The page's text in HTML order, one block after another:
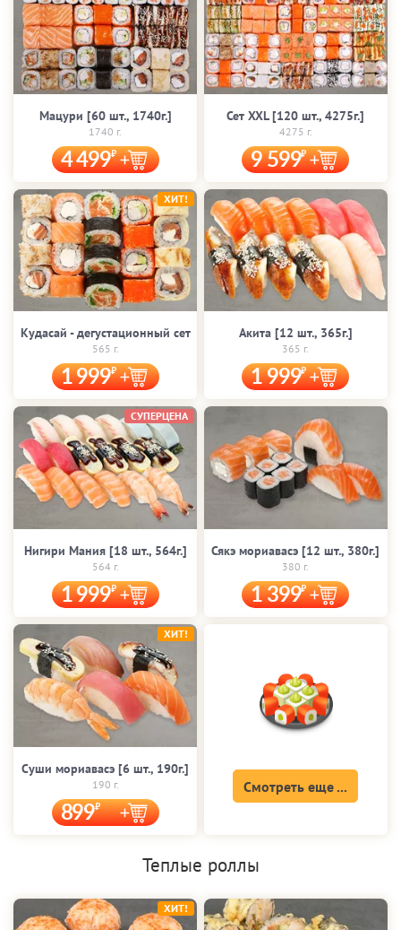
Мацури [60 шт., 1740г.]
1740 г.
4 499
Сет XXL [120 шт., 4275г.]
4275 г.
9 599
Кудасай - дегустационный сет
565 г.
1 999
ХИТ!
Акита [12 шт., 365г.]
365 г.
1 999
Нигири Мания [18 шт., 564г.]
564 г.
1 999
СУПЕРЦЕНА
Сякэ мориавасэ [12 шт., 380г.]
380 г.
1 399
Суши мориавасэ [6 шт., 190г.]
190 г.
899
ХИТ!
Смотреть еще ...
Теплые роллы
ХИТ!